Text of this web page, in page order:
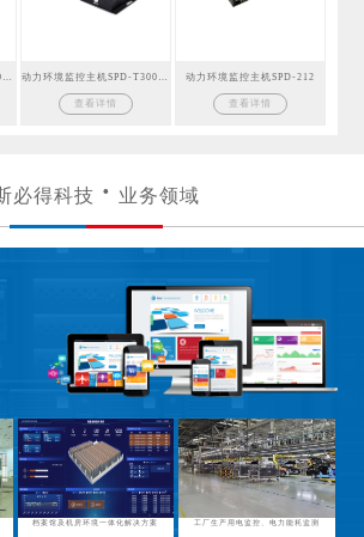
查看详情
动力环境监控主机SPD-212
查看详情
必得科技 业务领域
档案馆及机房环境一体化解决方案 工厂生产用电监控、电力能耗监测